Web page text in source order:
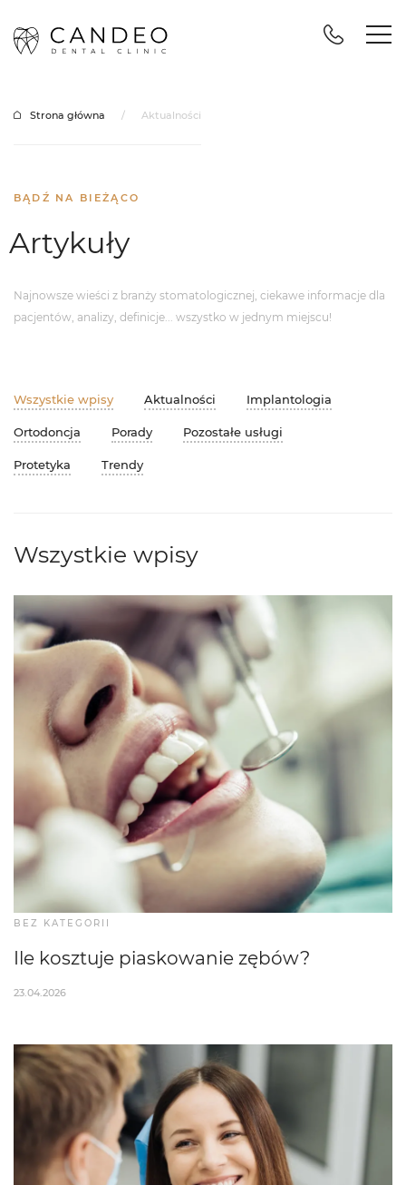
Strona główna / Aktualności
BĄDŹ NA BIEŻĄCO
Artykuły
Najnowsze wieści z branży stomatologicznej, ciekawe informacje dla
pacjentów, analizy, definicje... wszystko w jednym miejscu!
Wszystkie wpisy Aktualności Implantologia
Ortodoncja Porady Pozostałe usługi
Protetyka Trendy
Wszystkie wpisy
BEZ KATEGORII
Ile kosztuje piaskowanie zębów?
23.04.2026